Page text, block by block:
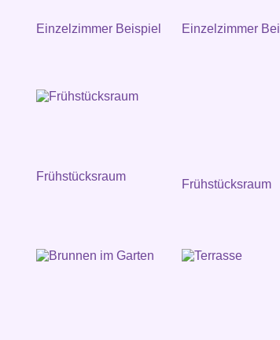
Einzelzimmer Beispiel Einzelzimmer
Frühstücksraum
Frühstücksraum